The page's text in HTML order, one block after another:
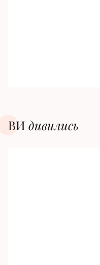
ВИ дивилиcь